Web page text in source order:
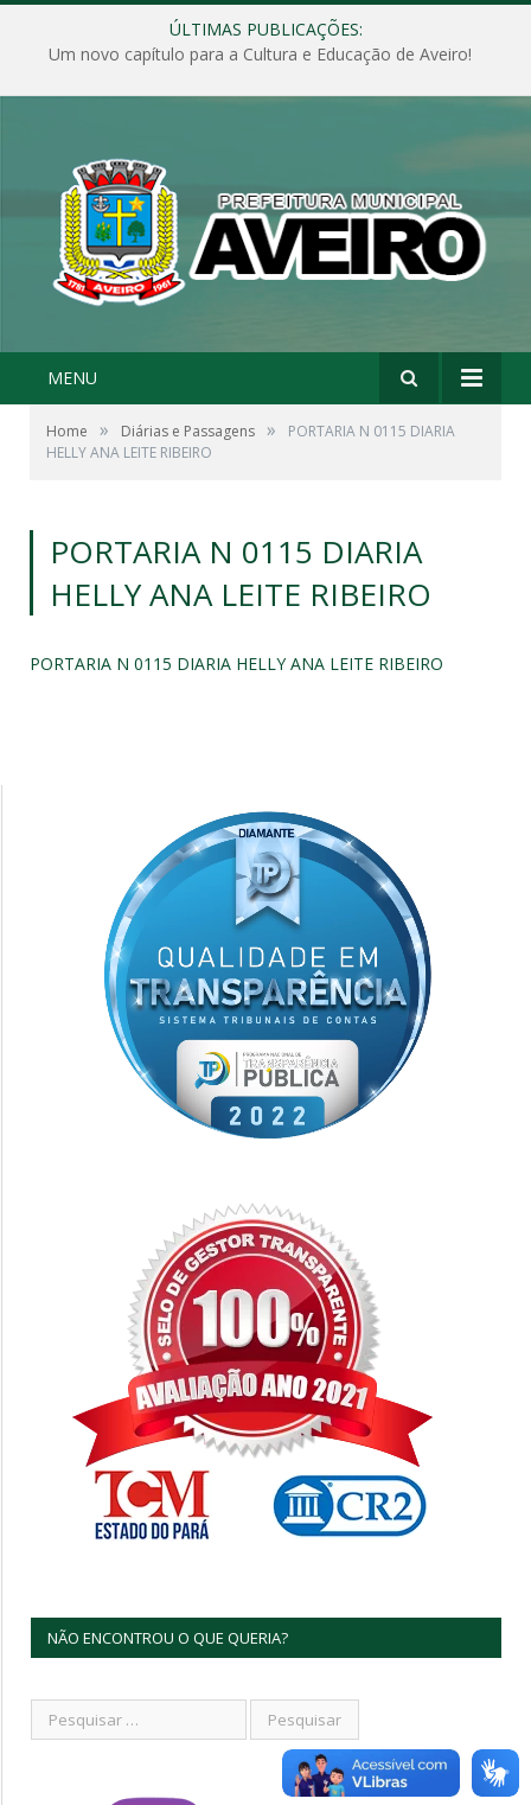
ÚLTIMAS PUBLICAÇÕES:
Um novo capítulo para a Cultura e Educação de Aveiro!
MENU
Home » Diárias e Passagens »
PORTARIA N 0115 DIARIA
HELLY ANA LEITE RIBEIRO
PORTARIA N 0115 DIARIA
HELLY ANA LEITE RIBEIRO
PORTARIA N 0115 DIARIA HELLY ANA LEITE RIBEIRO
NÃO ENCONTROU O QUE QUERIA?